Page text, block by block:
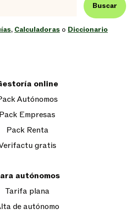
Buscar
, Calculadoras o Diccionario
online
Autónomos
Pack Empresas
Pack Renta
gratis
autónomos
Tarifa plana
de autónomo